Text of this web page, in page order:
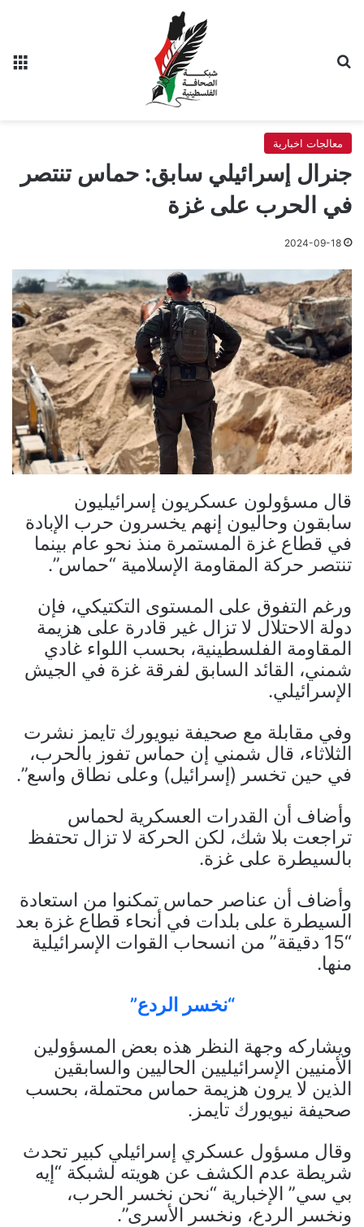
معالجات اخبارية
جنرال إسرائيلي سابق: حماس تنتصر
في الحرب على غزة
2024-09-18
قال مسؤولون عسكريون إسرائيليون
سابقون وحاليون إنهم يخسرون حرب الإبادة
في قطاع غزة المستمرة منذ نحو عام بينما
تنتصر حركة المقاومة الإسلامية “حماس”.
ورغم التفوق على المستوى التكتيكي، فإن
دولة الاحتلال لا تزال غير قادرة على هزيمة
المقاومة الفلسطينية، بحسب اللواء غادي
شمني، القائد السابق لفرقة غزة في الجيش
الإسرائيلي.
وفي مقابلة مع صحيفة نيويورك تايمز نشرت
الثلاثاء، قال شمني إن حماس تفوز بالحرب،
في حين تخسر (إسرائيل) وعلى نطاق واسع”.
وأضاف أن القدرات العسكرية لحماس
تراجعت بلا شك، لكن الحركة لا تزال تحتفظ
بالسيطرة على غزة.
وأضاف أن عناصر حماس تمكنوا من استعادة
السيطرة على بلدات في أنحاء قطاع غزة بعد
“15 دقيقة” من انسحاب القوات الإسرائيلية
منها.
“نخسر الردع”
ويشاركه وجهة النظر هذه بعض المسؤولين
الأمنيين الإسرائيليين الحاليين والسابقين
الذين لا يرون هزيمة حماس محتملة، بحسب
صحيفة نيويورك تايمز.
وقال مسؤول عسكري إسرائيلي كبير تحدث
شريطة عدم الكشف عن هويته لشبكة “إيه
بي سي” الإخبارية “نحن نخسر الحرب،
ونخسر الردع، ونخسر الأسرى”.